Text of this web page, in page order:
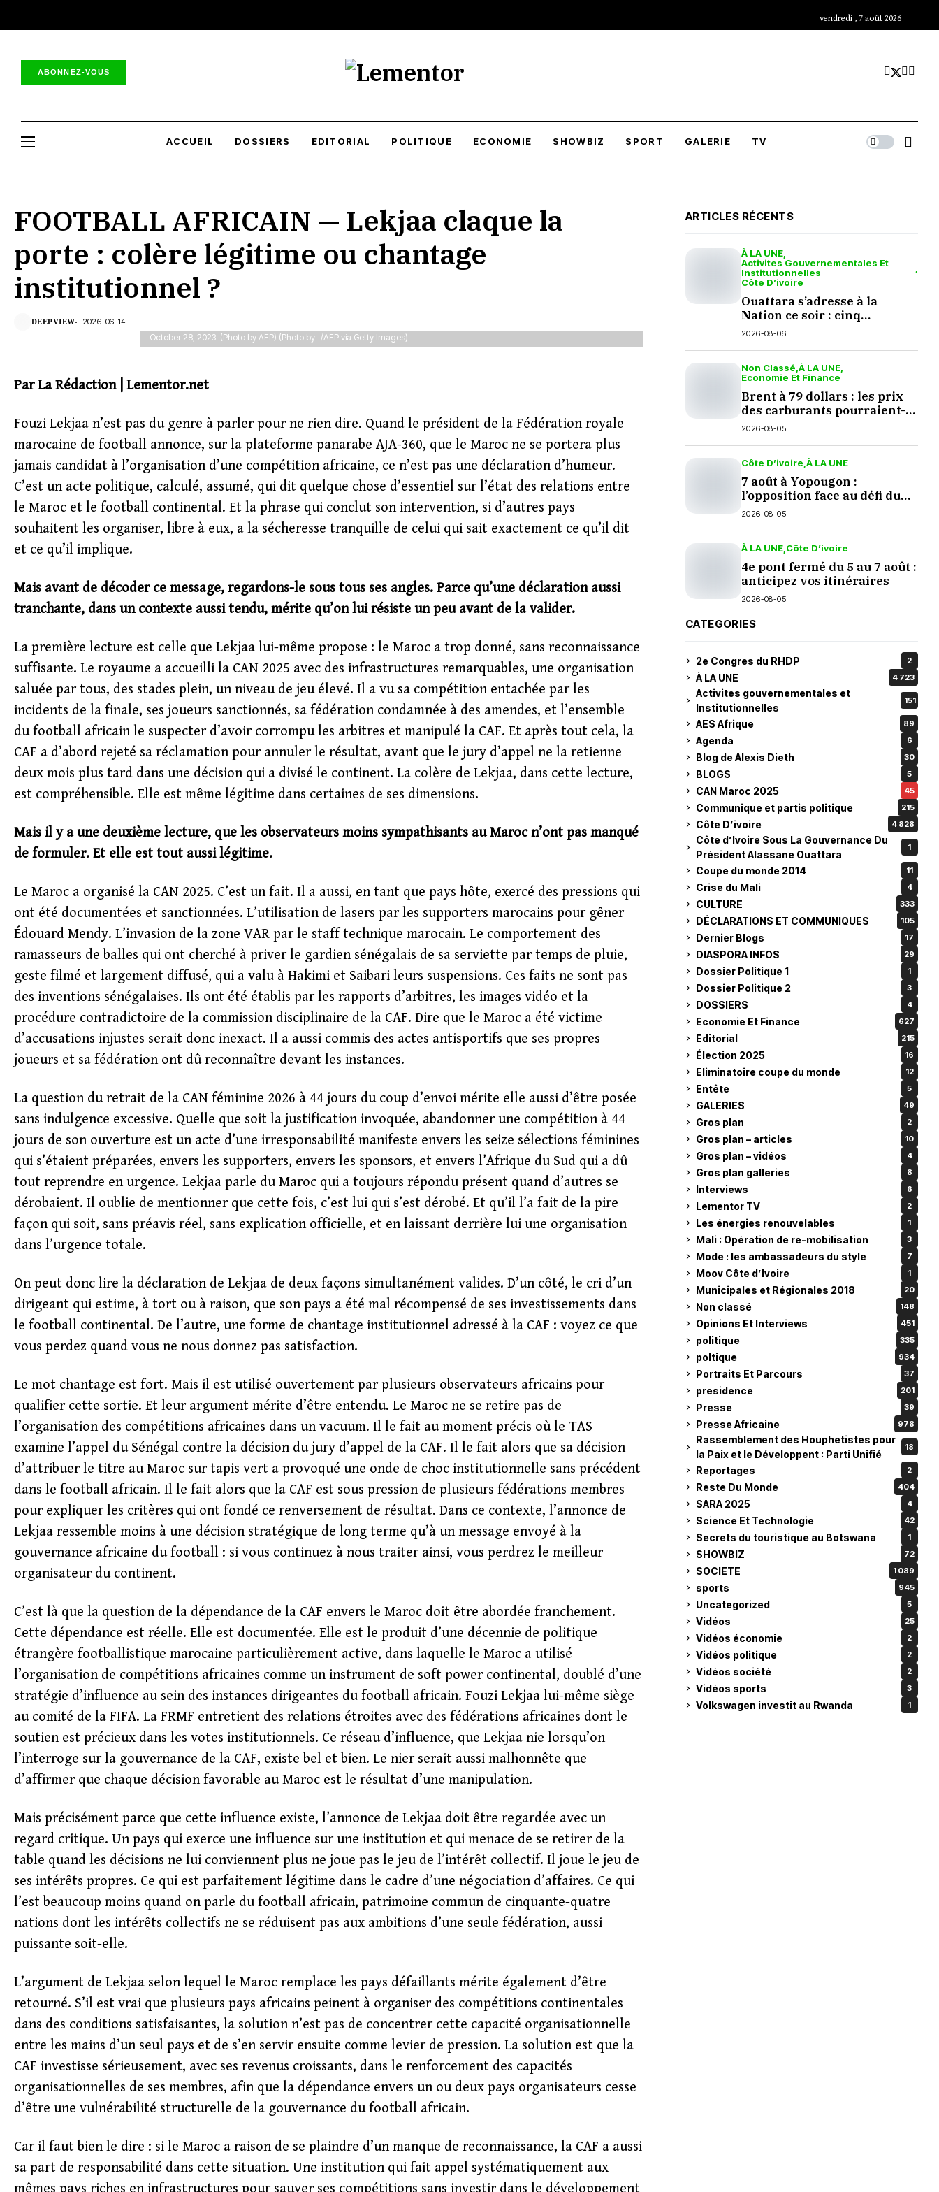
vendredi , 7 août 2026
ABONNEZ-VOUS
ACCUEIL DOSSIERS EDITORIAL POLITIQUE ECONOMIE SHOWBIZ SPORT GALERIE TV
FOOTBALL AFRICAIN — Lekjaa claque la
porte : colère légitime ou chantage
institutionnel ?
DEEPVIEW 2026-06-14
October 28, 2023. (Photo by AFP) (Photo by -/AFP via Getty Images)
Par La Rédaction | Lementor.net
Fouzi Lekjaa n’est pas du genre à parler pour ne rien dire. Quand le président de la Fédération royale
marocaine de football annonce, sur la plateforme panarabe AJA-360, que le Maroc ne se portera plus
jamais candidat à l’organisation d’une compétition africaine, ce n’est pas une déclaration d’humeur.
C’est un acte politique, calculé, assumé, qui dit quelque chose d’essentiel sur l’état des relations entre
le Maroc et le football continental. Et la phrase qui conclut son intervention, si d’autres pays
souhaitent les organiser, libre à eux, a la sécheresse tranquille de celui qui sait exactement ce qu’il dit
et ce qu’il implique.
Mais avant de décoder ce message, regardons-le sous tous ses angles. Parce qu’une déclaration aussi
tranchante, dans un contexte aussi tendu, mérite qu’on lui résiste un peu avant de la valider.
La première lecture est celle que Lekjaa lui-même propose : le Maroc a trop donné, sans reconnaissance
suffisante. Le royaume a accueilli la CAN 2025 avec des infrastructures remarquables, une organisation
saluée par tous, des stades plein, un niveau de jeu élevé. Il a vu sa compétition entachée par les
incidents de la finale, ses joueurs sanctionnés, sa fédération condamnée à des amendes, et l’ensemble
du football africain le suspecter d’avoir corrompu les arbitres et manipulé la CAF. Et après tout cela, la
CAF a d’abord rejeté sa réclamation pour annuler le résultat, avant que le jury d’appel ne la retienne
deux mois plus tard dans une décision qui a divisé le continent. La colère de Lekjaa, dans cette lecture,
est compréhensible. Elle est même légitime dans certaines de ses dimensions.
Mais il y a une deuxième lecture, que les observateurs moins sympathisants au Maroc n’ont pas manqué
de formuler. Et elle est tout aussi légitime.
Le Maroc a organisé la CAN 2025. C’est un fait. Il a aussi, en tant que pays hôte, exercé des pressions qui
ont été documentées et sanctionnées. L’utilisation de lasers par les supporters marocains pour gêner
Édouard Mendy. L’invasion de la zone VAR par le staff technique marocain. Le comportement des
ramasseurs de balles qui ont cherché à priver le gardien sénégalais de sa serviette par temps de pluie,
geste filmé et largement diffusé, qui a valu à Hakimi et Saibari leurs suspensions. Ces faits ne sont pas
des inventions sénégalaises. Ils ont été établis par les rapports d’arbitres, les images vidéo et la
procédure contradictoire de la commission disciplinaire de la CAF. Dire que le Maroc a été victime
d’accusations injustes serait donc inexact. Il a aussi commis des actes antisportifs que ses propres
joueurs et sa fédération ont dû reconnaître devant les instances.
La question du retrait de la CAN féminine 2026 à 44 jours du coup d’envoi mérite elle aussi d’être posée
sans indulgence excessive. Quelle que soit la justification invoquée, abandonner une compétition à 44
jours de son ouverture est un acte d’une irresponsabilité manifeste envers les seize sélections féminines
qui s’étaient préparées, envers les supporters, envers les sponsors, et envers l’Afrique du Sud qui a dû
tout reprendre en urgence. Lekjaa parle du Maroc qui a toujours répondu présent quand d’autres se
dérobaient. Il oublie de mentionner que cette fois, c’est lui qui s’est dérobé. Et qu’il l’a fait de la pire
façon qui soit, sans préavis réel, sans explication officielle, et en laissant derrière lui une organisation
dans l’urgence totale.
On peut donc lire la déclaration de Lekjaa de deux façons simultanément valides. D’un côté, le cri d’un
dirigeant qui estime, à tort ou à raison, que son pays a été mal récompensé de ses investissements dans
le football continental. De l’autre, une forme de chantage institutionnel adressé à la CAF : voyez ce que
vous perdez quand vous ne nous donnez pas satisfaction.
Le mot chantage est fort. Mais il est utilisé ouvertement par plusieurs observateurs africains pour
qualifier cette sortie. Et leur argument mérite d’être entendu. Le Maroc ne se retire pas de
l’organisation des compétitions africaines dans un vacuum. Il le fait au moment précis où le TAS
examine l’appel du Sénégal contre la décision du jury d’appel de la CAF. Il le fait alors que sa décision
d’attribuer le titre au Maroc sur tapis vert a provoqué une onde de choc institutionnelle sans précédent
dans le football africain. Il le fait alors que la CAF est sous pression de plusieurs fédérations membres
pour expliquer les critères qui ont fondé ce renversement de résultat. Dans ce contexte, l’annonce de
Lekjaa ressemble moins à une décision stratégique de long terme qu’à un message envoyé à la
gouvernance africaine du football : si vous continuez à nous traiter ainsi, vous perdrez le meilleur
organisateur du continent.
C’est là que la question de la dépendance de la CAF envers le Maroc doit être abordée franchement.
Cette dépendance est réelle. Elle est documentée. Elle est le produit d’une décennie de politique
étrangère footballistique marocaine particulièrement active, dans laquelle le Maroc a utilisé
l’organisation de compétitions africaines comme un instrument de soft power continental, doublé d’une
stratégie d’influence au sein des instances dirigeantes du football africain. Fouzi Lekjaa lui-même siège
au comité de la FIFA. La FRMF entretient des relations étroites avec des fédérations africaines dont le
soutien est précieux dans les votes institutionnels. Ce réseau d’influence, que Lekjaa nie lorsqu’on
l’interroge sur la gouvernance de la CAF, existe bel et bien. Le nier serait aussi malhonnête que
d’affirmer que chaque décision favorable au Maroc est le résultat d’une manipulation.
Mais précisément parce que cette influence existe, l’annonce de Lekjaa doit être regardée avec un
regard critique. Un pays qui exerce une influence sur une institution et qui menace de se retirer de la
table quand les décisions ne lui conviennent plus ne joue pas le jeu de l’intérêt collectif. Il joue le jeu de
ses intérêts propres. Ce qui est parfaitement légitime dans le cadre d’une négociation d’affaires. Ce qui
l’est beaucoup moins quand on parle du football africain, patrimoine commun de cinquante-quatre
nations dont les intérêts collectifs ne se réduisent pas aux ambitions d’une seule fédération, aussi
puissante soit-elle.
L’argument de Lekjaa selon lequel le Maroc remplace les pays défaillants mérite également d’être
retourné. S’il est vrai que plusieurs pays africains peinent à organiser des compétitions continentales
dans des conditions satisfaisantes, la solution n’est pas de concentrer cette capacité organisationnelle
entre les mains d’un seul pays et de s’en servir ensuite comme levier de pression. La solution est que la
CAF investisse sérieusement, avec ses revenus croissants, dans le renforcement des capacités
organisationnelles de ses membres, afin que la dépendance envers un ou deux pays organisateurs cesse
d’être une vulnérabilité structurelle de la gouvernance du football africain.
Car il faut bien le dire : si le Maroc a raison de se plaindre d’un manque de reconnaissance, la CAF a aussi
sa part de responsabilité dans cette situation. Une institution qui fait appel systématiquement aux
ARTICLES RÉCENTS
À LA UNE
Activites Gouvernementales Et
Institutionnelles
Côte D’ivoire
Ouattara s’adresse à la
Nation ce soir : cinq
questions en suspens
2026-08-06
Non Classé À LA UNE
Economie Et Finance
Brent à 79 dollars : les prix
des carburants pourraient-
ils baisser en septembre ?
2026-08-05
Côte D’ivoire À LA UNE
7 août à Yopougon :
l’opposition face au défi du
dialogue
2026-08-05
À LA UNE Côte D’ivoire
4e pont fermé du 5 au 7 août :
anticipez vos itinéraires
2026-08-05
CATEGORIES
2e Congres du RHDP 2
À LA UNE 4 723
Activites gouvernementales et
Institutionnelles
151
AES Afrique 89
Agenda 6
Blog de Alexis Dieth 30
BLOGS 5
CAN Maroc 2025 45
Communique et partis politique 215
Côte D’ivoire 4 828
Côte d’Ivoire Sous La Gouvernance Du
Président Alassane Ouattara
1
Coupe du monde 2014 11
Crise du Mali 4
CULTURE 333
DÉCLARATIONS ET COMMUNIQUES 105
Dernier Blogs 17
DIASPORA INFOS 29
Dossier Politique 1 1
Dossier Politique 2 3
DOSSIERS 4
Economie Et Finance 627
Editorial 215
Élection 2025 16
Eliminatoire coupe du monde 12
Entête 5
GALERIES 49
Gros plan 2
Gros plan – articles 10
Gros plan – vidéos 4
Gros plan galleries 8
Interviews 6
Lementor TV 2
Les énergies renouvelables 1
Mali : Opération de re-mobilisation 3
Mode : les ambassadeurs du style 7
Moov Côte d’Ivoire 1
Municipales et Régionales 2018 20
Non classé 148
Opinions Et Interviews 451
politique 335
poltique 934
Portraits Et Parcours 37
presidence 201
Presse 39
Presse Africaine 978
Rassemblement des Houphetistes pour
la Paix et le Développent : Parti Unifié
18
Reportages 2
Reste Du Monde 404
SARA 2025 4
Science Et Technologie 42
Secrets du touristique au Botswana 1
SHOWBIZ 72
SOCIETE 1 089
sports 945
Uncategorized 5
Vidéos 25
Vidéos économie 2
Vidéos politique 2
Vidéos société 2
Vidéos sports 3
Volkswagen investit au Rwanda 1